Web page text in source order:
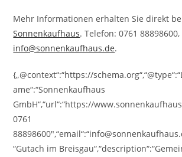
Mehr Informationen erhalten Sie direkt
Sonnenkaufhaus. Telefon: 0761
info@sonnenkaufhaus.de.
{„@context“:“https://
ame“:“Sonnenkaufhaus
GmbH“,“url“:“https://
0761
“Gutach im